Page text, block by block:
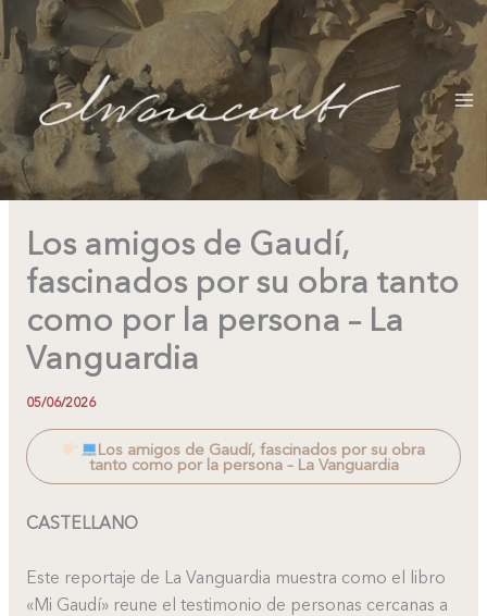
Ir
al
contenido
Los amigos de Gaudí,
fascinados por su obra tanto
como por la persona – La
Vanguardia
05/06/2026
Los amigos de Gaudí, fascinados por su obra
tanto como por la persona – La Vanguardia
CASTELLANO
Este reportaje de La Vanguardia muestra como el libro
«Mi Gaudí» reune el testimonio de personas cercanas a